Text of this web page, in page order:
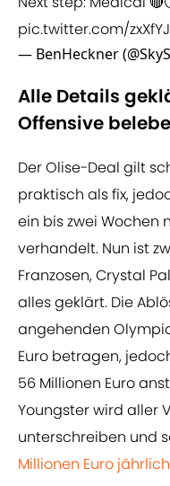
pic.twitter.com/
— BenHeckner
Alle Details
Offensive
Der Olise-Deal gilt
praktisch als fix,
ein bis zwei Wochen
verhandelt. Nun ist
Franzosen, Crystal
alles geklärt. Die
angehenden
Euro betragen,
56 Millionen Euro
Youngster wird aller
unterschreiben und
Millionen Euro